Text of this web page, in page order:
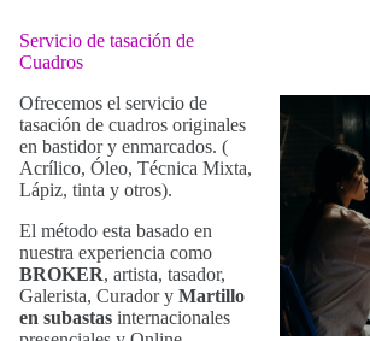
Servicio de tasación de
Cuadros
Ofrecemos el servicio de
tasación de cuadros originales
en bastidor y enmarcados. (
Acrílico, Óleo, Técnica Mixta,
Lápiz, tinta y otros).
El método esta basado en
nuestra experiencia como
BROKER, artista, tasador,
Galerista, Curador y Martillo
en subastas internacionales